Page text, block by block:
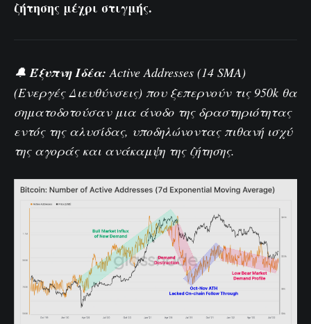
ζήτησης μέχρι στιγμής.
🔔Έξυπνη Ιδέα: Active Addresses (14 SMA)
(Ενεργές Διευθύνσεις) που ξεπερνούν τις 950k θα
σηματοδοτούσαν μια άνοδο της δραστηριότητας
εντός της αλυσίδας, υποδηλώνοντας πιθανή ισχύ
της αγοράς και ανάκαμψη της ζήτησης.